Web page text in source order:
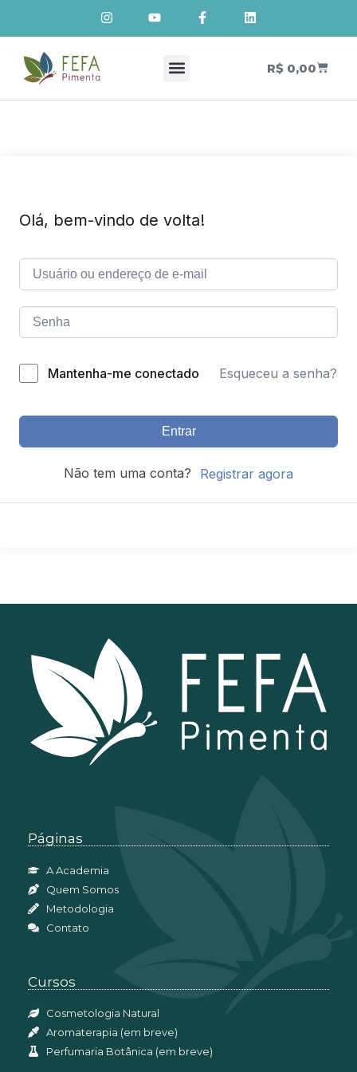
R$0,00
Olá, bem-vindo de volta!
Mantenha-me conectado Esqueceu a senha?
Entrar
Não tem uma conta? Registrar agora
Páginas
A Academia
Quem Somos
Metodologia
Contato
Cursos
Cosmetologia Natural
Aromaterapia (em breve)
Perfumaria Botânica (em breve)